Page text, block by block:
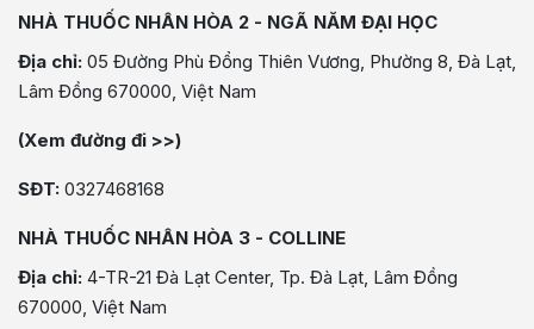
NHÀ THUỐC NHÂN HÒA 2 - NGÃ NĂM ĐẠI HỌC
Địa chỉ: 05 Đường Phù Đổng Thiên Vương, Phường 8, Đà Lạt,
Lâm Đồng 670000, Việt Nam
(Xem đường đi >>)
SĐT: 0327468168
NHÀ THUỐC NHÂN HÒA 3 - COLLINE
Địa chỉ: 4-TR-21 Đà Lạt Center, Tp. Đà Lạt, Lâm Đồng
670000, Việt Nam